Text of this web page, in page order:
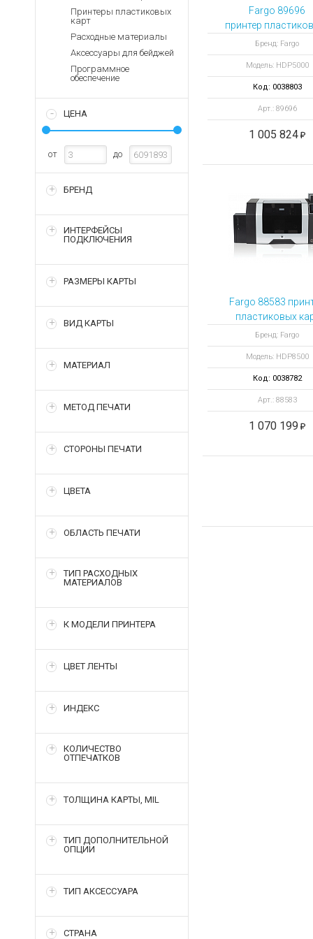
Запасные
Терминалы
оплаты
Зарядные устройства
Архивные товары
Принтеры пластиковых
карт
Расходные материалы
Аксессуары для бейджей
Программное
обеспечение
ЦЕНА
от до
БРЕНД
ИНТЕРФЕЙСЫ
ПОДКЛЮЧЕНИЯ
РАЗМЕРЫ КАРТЫ
ВИД КАРТЫ
МАТЕРИАЛ
МЕТОД ПЕЧАТИ
СТОРОНЫ ПЕЧАТИ
ЦВЕТА
ОБЛАСТЬ ПЕЧАТИ
ТИП РАСХОДНЫХ
МАТЕРИАЛОВ
К МОДЕЛИ ПРИНТЕРА
ЦВЕТ ЛЕНТЫ
ИНДЕКС
КОЛИЧЕСТВО
ОТПЕЧАТКОВ
ТОЛЩИНА КАРТЫ, MIL
ТИП ДОПОЛНИТЕЛЬНОЙ
ОПЦИИ
ТИП АКСЕССУАРА
СТРАНА
Fargo 89696
принтер
Бренд: Fargo
Модель: HDP5000
Код: 0038803
Арт.: 89696
1 005 824
Fargo 88583
пластиковых
HDP8500 с
выпрямителем и
станцией
Бренд: Fargo
Модель: HDP8500
Код: 0038782
Арт.: 88583
1 070 199